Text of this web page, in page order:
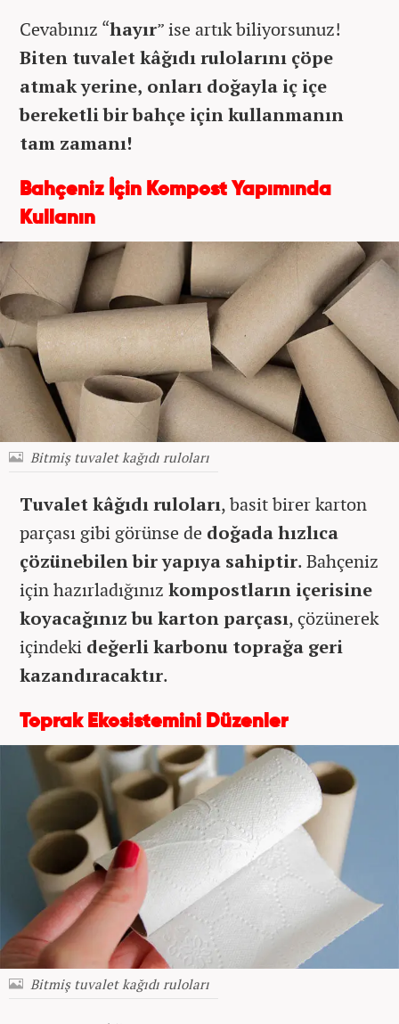
Cevabınız “hayır” ise artık biliyorsunuz!
Biten tuvalet kâğıdı rulolarını çöpe
atmak yerine, onları doğayla iç içe
bereketli bir bahçe için kullanmanın
tam zamanı!
Bahçeniz İçin Kompost Yapımında
Kullanın
Bitmiş tuvalet kağıdı ruloları
Tuvalet kâğıdı ruloları, basit birer karton
parçası gibi görünse de doğada hızlıca
çözünebilen bir yapıya sahiptir. Bahçeniz
için hazırladığınız kompostların içerisine
koyacağınız bu karton parçası, çözünerek
içindeki değerli karbonu toprağa geri
kazandıracaktır.
Toprak Ekosistemini Düzenler
Bitmiş tuvalet kağıdı ruloları